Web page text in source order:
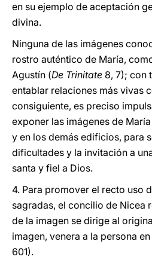
en su ejemplo de aceptación
divina.
Ninguna de las imágenes
rostro auténtico de María,
Agustín (De Trinitate 8, 7); con
entablar relaciones más vivas
consiguiente, es preciso
exponer las imágenes de
y en los demás edificios, para
dificultades y la invitación a
santa y fiel a Dios.
4. Para promover el recto uso
sagradas, el concilio de Nicea
de la imagen se dirige al
imagen, venera a la persona
601).